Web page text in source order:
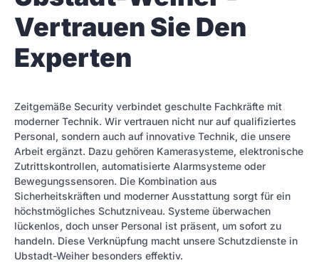
Vertrauen Sie Den
Experten
Zeitgemäße Security verbindet geschulte Fachkräfte mit
moderner Technik. Wir vertrauen nicht nur auf qualifiziertes
Personal, sondern auch auf innovative Technik, die unsere
Arbeit ergänzt. Dazu gehören Kamerasysteme, elektronische
Zutrittskontrollen, automatisierte Alarmsysteme oder
Bewegungssensoren. Die Kombination aus
Sicherheitskräften und moderner Ausstattung sorgt für ein
höchstmögliches Schutzniveau. Systeme überwachen
lückenlos, doch unser Personal ist präsent, um sofort zu
handeln. Diese Verknüpfung macht unsere Schutzdienste in
Ubstadt-Weiher besonders effektiv.